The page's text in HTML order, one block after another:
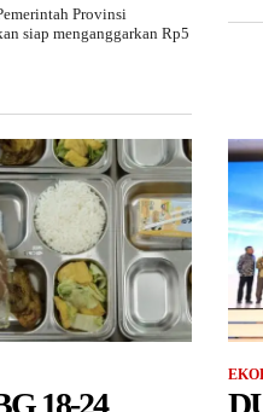
Provinsi
siap menganggarkan Rp5
18-24